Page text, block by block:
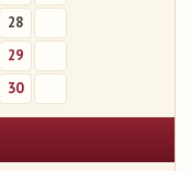
28
29
30